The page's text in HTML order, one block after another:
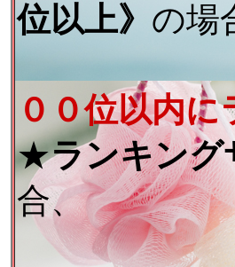
位以上》 の場
００位以内
★ランキング
合、